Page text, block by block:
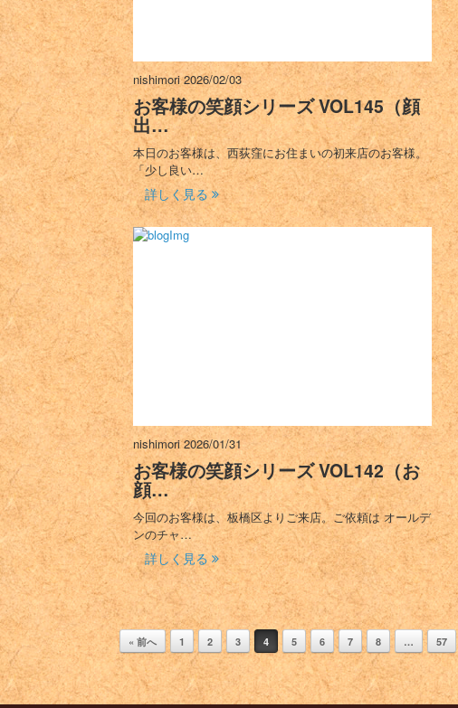
nishimori2026/02/03
お客様の笑顔シリーズ VOL145（顔
出…
本日のお客様は、西荻窪にお住まいの初来店のお客様。
「少し良い…
詳しく見る
nishimori2026/01/31
お客様の笑顔シリーズ VOL142（お
顔…
今回のお客様は、板橋区よりご来店。ご依頼は オールデ
ンのチャ…
詳しく見る
« 前へ 1 2 3 4 5 6 7 8 … 57